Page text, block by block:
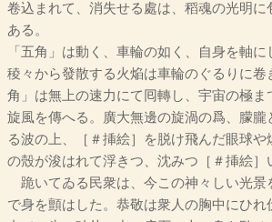
卷込まれて、消失せる處は、稻魂の光明に
ある。
「五角」は動く、車輪の如く、自身を軸
稜々から發散する火焔は車輪のぐるりに卷
角」は無上の速力にて囘轉し、宇宙の極ま
旋風を傳へる。廣大無邊の旋渦の爲、朦朧
る波の上、［＃挿絵］を脱け飛んだ眼球
の殼が浚はれて浮きつ、沈みつ［＃挿絵］
跪いてゐる民衆は、今この神々しい光景
で身を顫はした。恭敬は衆人の胸中にひれ